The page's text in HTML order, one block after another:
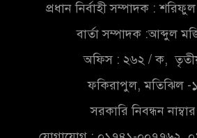
অগ্রযাত্রায়
বাংলাদেশে
এখনই
প্রধান নির্বাহী সম্পাদক :
বার্তা সম্পাদক :আব্দুল
অফিস : ২৬২ / ক,
ফকিরাপুল, মতিঝিল -
সরকারি নিবন্ধন